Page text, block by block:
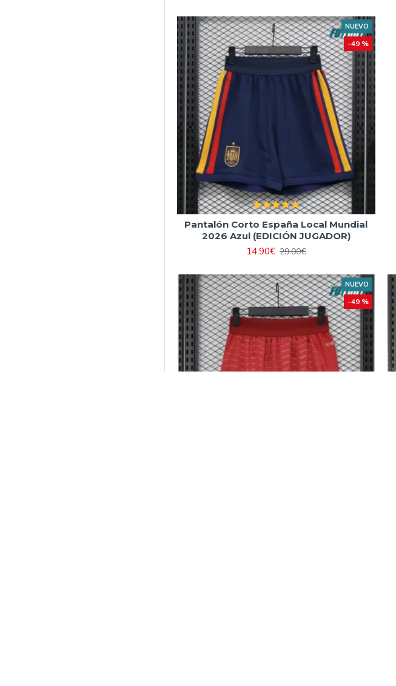
NUEVO
-49 %
Pantalón Corto España Local Mundial
2026 Azul (EDICIÓN JUGADOR)
14.90€ 29.00€
NUEVO
-49 %